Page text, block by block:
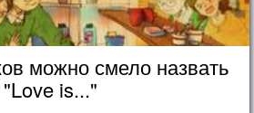
можно смело назвать
"Love is..."